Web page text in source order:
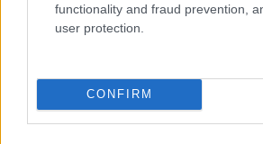
functionality and fraud prevention,
user protection.
CONFIRM
Διαβάστε και ακολουθήστε τους